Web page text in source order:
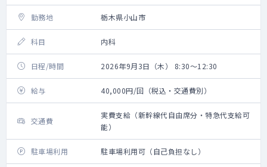
勤務地 栃木県小山市
科目 内科
日程/時間 2026年9月3日（木） 8:30～12:30
給与 40,000円/回（税込・交通費別）
交通費
実費支給（新幹線代自由席分・特急代支給可
能）
駐車場利用 駐車場利用可（自己負担なし）